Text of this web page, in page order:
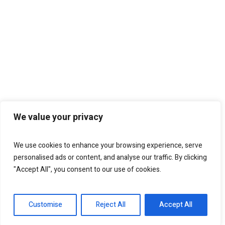
We value your privacy
We use cookies to enhance your browsing experience, serve
personalised ads or content, and analyse our traffic. By clicking
"Accept All", you consent to our use of cookies.
Customise Reject All Accept All